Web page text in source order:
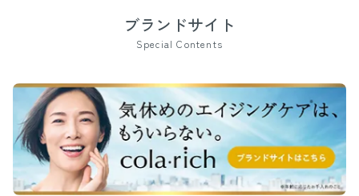
ブランドサイト
Special Contents